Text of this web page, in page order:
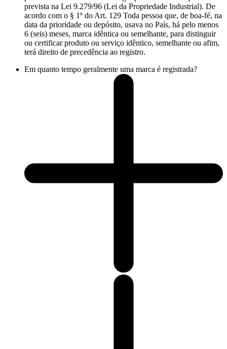
prevista na Lei 9.279/96 (Lei da Propriedade Industrial). De
acordo com o § 1º do Art. 129 Toda pessoa que, de boa-fé, na
data da prioridade ou depósito, usava no País, há pelo menos
6 (seis) meses, marca idêntica ou semelhante, para distinguir
ou certificar produto ou serviço idêntico, semelhante ou afim,
terá direito de precedência ao registro.
Em quanto tempo geralmente uma marca é registrada?